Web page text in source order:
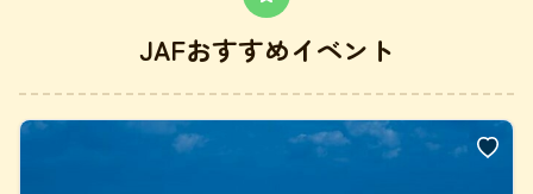
JAFおすすめイベント